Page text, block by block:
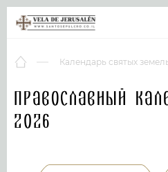
Виртуальные туры
Календарь святых
Православный
2026